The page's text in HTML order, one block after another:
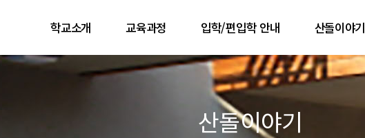
학교소개
학교철학
교육과정
교육과정의 기초
입학/편입학 안내
입학/편입학 안내
산돌이야기
공지사항
산돌이야기